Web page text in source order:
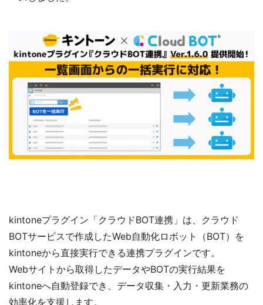
kintoneプラグイン「クラウドBOT連携」は、クラウド
BOTサービスで作成したWeb自動化ロボット（BOT）を
kintoneから直接実行できる連携プラグインです。
Webサイトから取得したデータやBOTの実行結果を
kintoneへ自動登録でき、データ収集・入力・更新業務の
効率化を支援します。